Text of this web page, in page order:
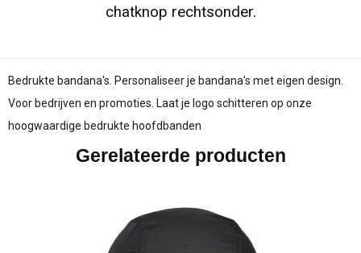
chatknop rechtsonder.
Bedrukte bandana's. Personaliseer je bandana's met eigen design.
Voor bedrijven en promoties. Laat je logo schitteren op onze
hoogwaardige bedrukte hoofdbanden
Gerelateerde producten